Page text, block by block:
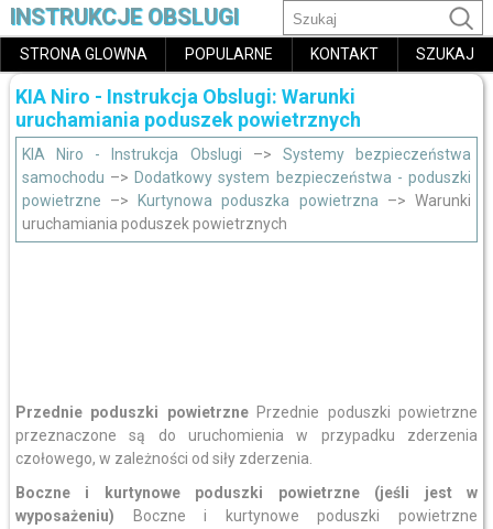
INSTRUKCJE OBSLUGI
STRONA GLOWNA POPULARNE KONTAKT SZUKAJ
KIA Niro - Instrukcja Obslugi: Warunki
uruchamiania poduszek powietrznych
KIA Niro - Instrukcja Obslugi –> Systemy bezpieczeństwa
samochodu –> Dodatkowy system bezpieczeństwa - poduszki
powietrzne –> Kurtynowa poduszka powietrzna –> Warunki
uruchamiania poduszek powietrznych
Przednie poduszki powietrzne Przednie poduszki powietrzne
przeznaczone są do uruchomienia w przypadku zderzenia
czołowego, w zależności od siły zderzenia.
Boczne i kurtynowe poduszki powietrzne (jeśli jest w
wyposażeniu)
Boczne i kurtynowe poduszki powietrzne